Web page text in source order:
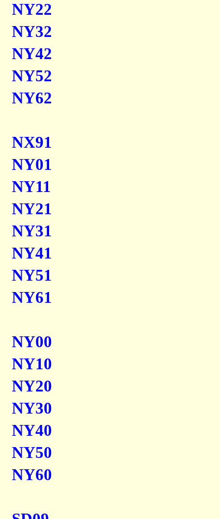
NY22
NY32
NY42
NY52
NY62
NX91
NY01
NY11
NY21
NY31
NY41
NY51
NY61
NY00
NY10
NY20
NY30
NY40
NY50
NY60